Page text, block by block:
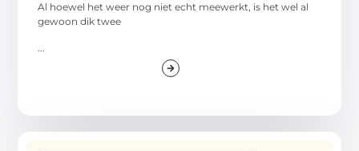
Al hoewel het weer nog niet echt meewerkt, is het wel al
gewoon dik twee